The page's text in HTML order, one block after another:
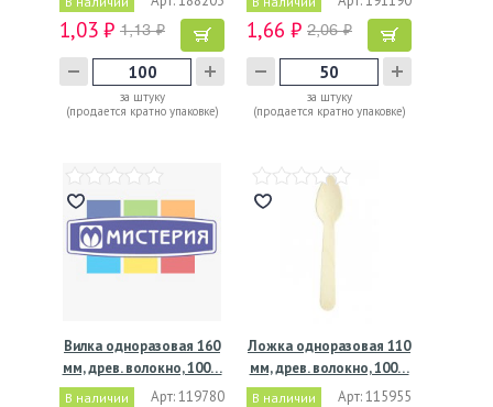
1,03 ₽ 1,13 ₽
за штуку
(продается кратно упаковке)
1,66 ₽ 2,06 ₽
за штуку
(продается кратно упаковке)
Вилка одноразовая 160
мм, древ. волокно, 100…
В наличии Арт: 119780
Ложка одноразовая 110
мм, древ. волокно, 100…
В наличии Арт: 115955